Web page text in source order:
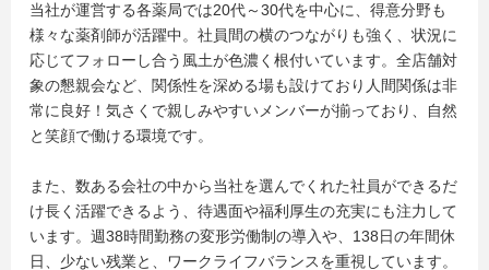
当社が運営する各薬局では20代～30代を中心に、得意分野も
様々な薬剤師が活躍中。社員間の横のつながりも強く、状況に
応じてフォローし合う風土が色濃く根付いています。全店舗対
象の懇親会など、関係性を深める場も設けており人間関係は非
常に良好！気さくで親しみやすいメンバーが揃っており、自然
と笑顔で働ける環境です。
また、数ある会社の中から当社を選んでくれた社員ができるだ
け長く活躍できるよう、待遇面や福利厚生の充実にも注力して
います。週38時間勤務の変形労働制の導入や、138日の年間休
日、少ない残業と、ワークライフバランスを重視しています。